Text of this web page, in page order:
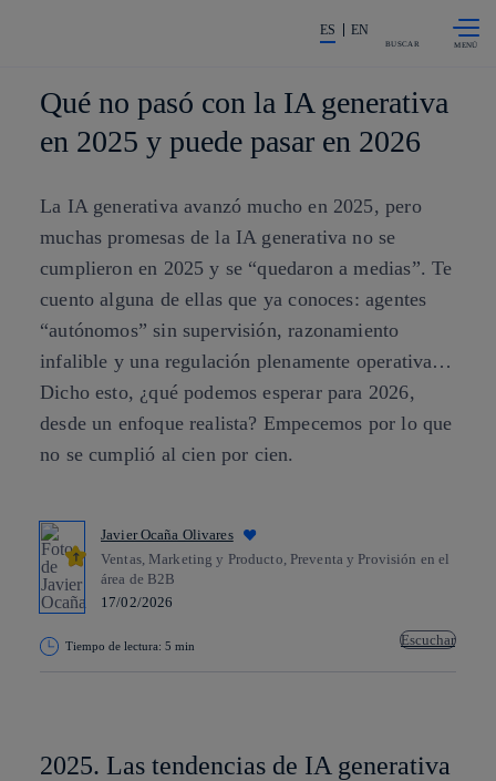
La acción en accionistas e
ES EN
BUSCAR
Qué no pasó con la IA generativa
en 2025 y puede pasar en 2026
La IA generativa avanzó mucho en 2025, pero
muchas promesas de la IA generativa no se
cumplieron en 2025 y se “quedaron a medias”. Te
cuento alguna de ellas que ya conoces: agentes
“autónomos” sin supervisión, razonamiento
infalible y una regulación plenamente operativa…
Dicho esto, ¿qué podemos esperar para 2026,
desde un enfoque realista? Empecemos por lo que
no se cumplió al cien por cien.
Javier Ocaña Olivares
Ventas, Marketing y Producto, Preventa y Provisión en el
área de B2B
17/02/2026
Tiempo de lectura: 5 min Escuchar
2025. Las tendencias de IA generativa